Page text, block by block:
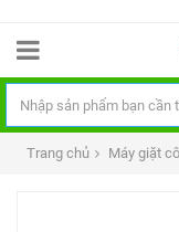
Trang chủ Máy giặt